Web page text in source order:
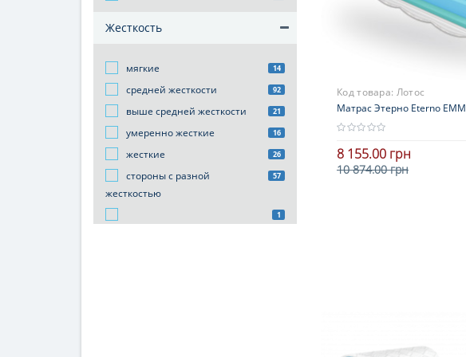
Жесткость
мягкие 14
средней жесткости 92
выше средней жесткости 21
умеренно жесткие 16
жесткие 26
стороны с разной
жесткостью
57
1
Код товара: Лотос
Матрас Этерно Eterno ЕММ
8 155.00 грн
10 874.00 грн